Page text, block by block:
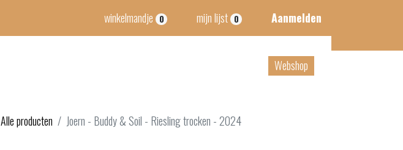
winkelmandje 0 mijn lijst 0 Aanmelden
Webshop
Alle producten Joern - Buddy & Soil - Riesling trocken - 2024